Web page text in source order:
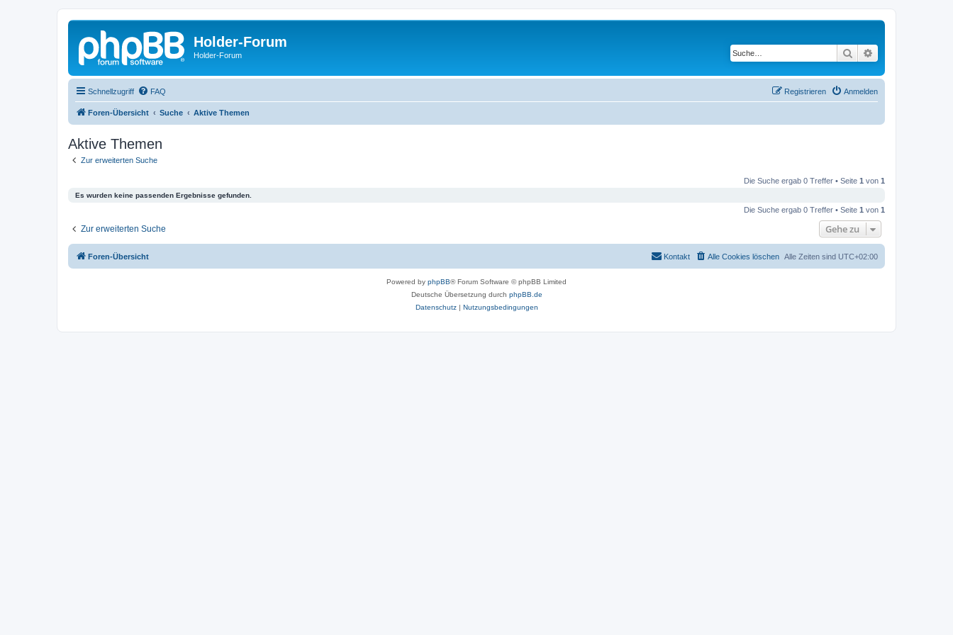
Holder-Forum
Holder-Forum Suche
Schnellzugriff FAQ Anmelden
Registrieren
Foren-Übersicht Suche Aktive Themen
Aktive Themen
Zur erweiterten Suche
Die Suche ergab 0 Treffer • Seite 1 von 1
Es wurden keine passenden Ergebnisse gefunden.
Die Suche ergab 0 Treffer • Seite 1 von 1
Zur erweiterten Suche Gehe zu
Foren-Übersicht Alle Zeiten sind UTC+02:00
Alle Cookies löschen
Kontakt
Powered by phpBB® Forum Software © phpBB Limited
Deutsche Übersetzung durch phpBB.de
Datenschutz| Nutzungsbedingungen